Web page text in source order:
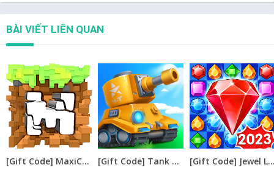
BÀI VIẾT LIÊN QUAN
[Gift Code] MaxiCraft Adventure Time mới nhất 08/2026 [Gift Code] Tank Raid: Epic Tank War Games mới nhất 08/2026 [Gift Code] Jewel Legend – Xếp